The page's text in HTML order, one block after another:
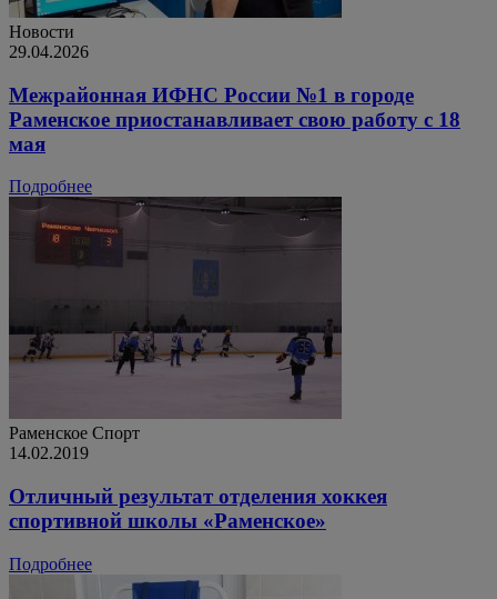
Новости
29.04.2026
Межрайонная ИФНС России №1 в городе
Раменское приостанавливает свою работу с 18
мая
Подробнее
Раменское Спорт
14.02.2019
Отличный результат отделения хоккея
спортивной школы «Раменское»
Подробнее